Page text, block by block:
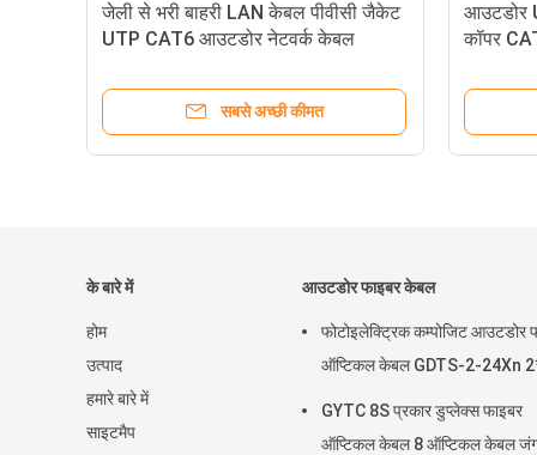
जेली से भरी बाहरी LAN केबल पीवीसी जैकेट
UTP CAT6 आउटडोर नेटवर्क केबल
सबसे अच्छी कीमत
आउटडोर
कॉपर
के बारे में
होम
उत्पाद
हमारे बारे में
साइटमैप
आउटडोर फाइबर केबल
फोटोइलेक्ट्रिक कम्पोजिट आउटडोर
ऑप्टिकल केबल GDTS-2-24Xn
GYTC 8S प्रकार डुप्लेक्स फाइबर
ऑप्टिकल केबल 8 ऑप्टिकल केबल